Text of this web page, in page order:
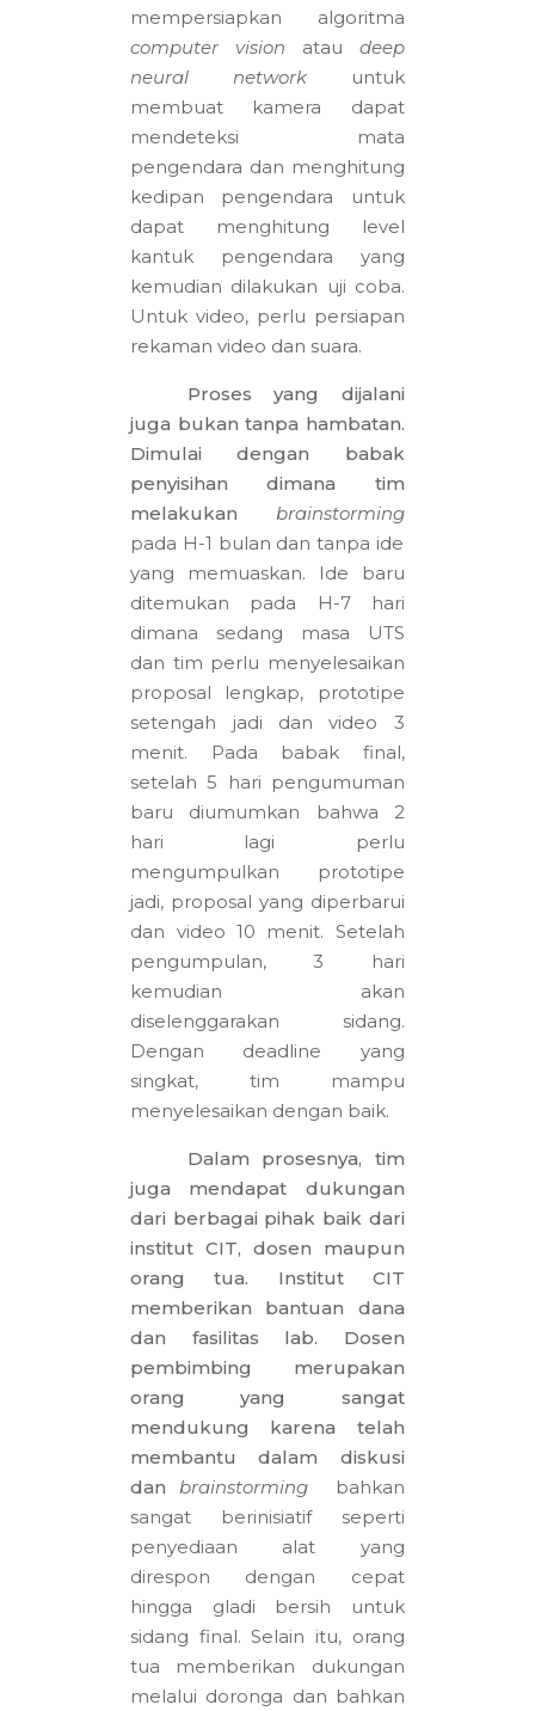
mempersiapkan algoritma
computer vision atau deep
neural network untuk
membuat kamera dapat
mendeteksi mata
pengendara dan menghitung
kedipan pengendara untuk
dapat menghitung level
kantuk pengendara yang
kemudian dilakukan uji coba.
Untuk video, perlu persiapan
rekaman video dan suara.
Proses yang dijalani
juga bukan tanpa hambatan.
Dimulai dengan babak
penyisihan dimana tim
melakukan brainstorming
pada H-1 bulan dan tanpa ide
yang memuaskan. Ide baru
ditemukan pada H-7 hari
dimana sedang masa UTS
dan tim perlu menyelesaikan
proposal lengkap, prototipe
setengah jadi dan video 3
menit. Pada babak final,
setelah 5 hari pengumuman
baru diumumkan bahwa 2
hari lagi perlu
mengumpulkan prototipe
jadi, proposal yang diperbarui
dan video 10 menit. Setelah
pengumpulan, 3 hari
kemudian akan
diselenggarakan sidang.
Dengan deadline yang
singkat, tim mampu
menyelesaikan dengan baik.
Dalam prosesnya, tim
juga mendapat dukungan
dari berbagai pihak baik dari
institut CIT, dosen maupun
orang tua. Institut CIT
memberikan bantuan dana
dan fasilitas lab. Dosen
pembimbing merupakan
orang yang sangat
mendukung karena telah
membantu dalam diskusi
dan brainstorming
bahkan
sangat berinisiatif seperti
penyediaan alat yang
direspon dengan cepat
hingga gladi bersih untuk
sidang final. Selain itu, orang
tua memberikan dukungan
melalui doronga dan bahkan